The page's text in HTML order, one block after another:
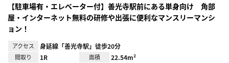
【駐車場有・エレベーター付】善光寺駅前にある単身向け 角部
屋・インターネット無料の研修や出張に便利なマンスリーマンシ
ョン！
アクセス 身延線「善光寺駅」徒歩20分
間取り 1R 面積 22.54m²